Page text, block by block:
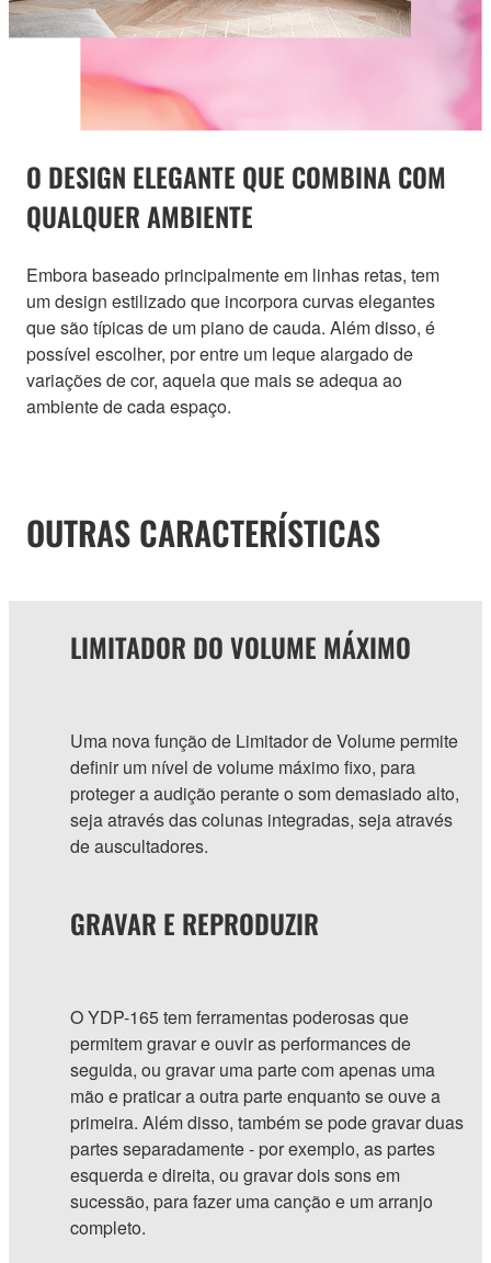
O DESIGN ELEGANTE QUE COMBINA COM
QUALQUER AMBIENTE
Embora baseado principalmente em linhas retas, tem
um design estilizado que incorpora curvas elegantes
que são típicas de um piano de cauda. Além disso, é
possível escolher, por entre um leque alargado de
variações de cor, aquela que mais se adequa ao
ambiente de cada espaço.
OUTRAS CARACTERÍSTICAS
LIMITADOR DO VOLUME MÁXIMO
Uma nova função de Limitador de Volume permite
definir um nível de volume máximo fixo, para
proteger a audição perante o som demasiado alto,
seja através das colunas integradas, seja através
de auscultadores.
GRAVAR E REPRODUZIR
O YDP-165 tem ferramentas poderosas que
permitem gravar e ouvir as performances de
seguida, ou gravar uma parte com apenas uma
mão e praticar a outra parte enquanto se ouve a
primeira. Além disso, também se pode gravar duas
partes separadamente - por exemplo, as partes
esquerda e direita, ou gravar dois sons em
sucessão, para fazer uma canção e um arranjo
completo.